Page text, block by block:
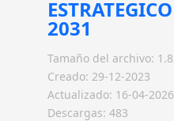
2031
Tamaño del archivo:
Creado: 29-12-2023
Actualizado: 16-04-2026
Descargas: 483